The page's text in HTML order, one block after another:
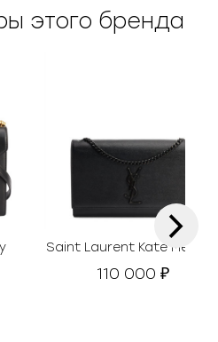
этого бренда
Saint Laurent Kate
110 000₽
›